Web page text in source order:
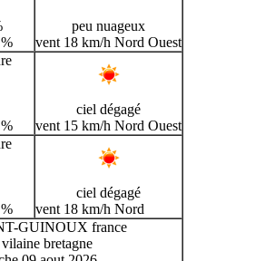
peu nuageux
vent 18 km/h Nord Ouest
ciel dégagé
vent 15 km/h Nord Ouest
ciel dégagé
vent 18 km/h Nord
GUINOUX france
bretagne